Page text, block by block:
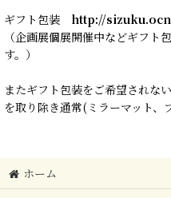
ギフト包装 http://
（企画展個展開催中などギフト
す。）
またギフト包装をご希望されな
を取り除き通常(ミラーマット、
ホーム